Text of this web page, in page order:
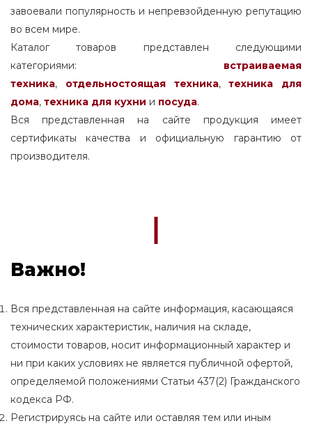
завоевали популярность и непревзойденную репутацию
во всем мире.
Каталог товаров представлен следующими
категориями: встраиваемая
техника, отдельностоящаятехника,
техника для
дома, техника для кухни и посуда.
Вся представленная на сайте продукция имеет
сертификаты качества и официальную гарантию от
производителя.
Важно!
Вся представленная на сайте информация, касающаяся
технических характеристик, наличия на складе,
стоимости товаров, носит информационный характер и
ни при каких условиях не является публичной офертой,
определяемой положениями Статьи 437(2) Гражданского
кодекса РФ.
Регистрируясь на сайте или оставляя тем или иным